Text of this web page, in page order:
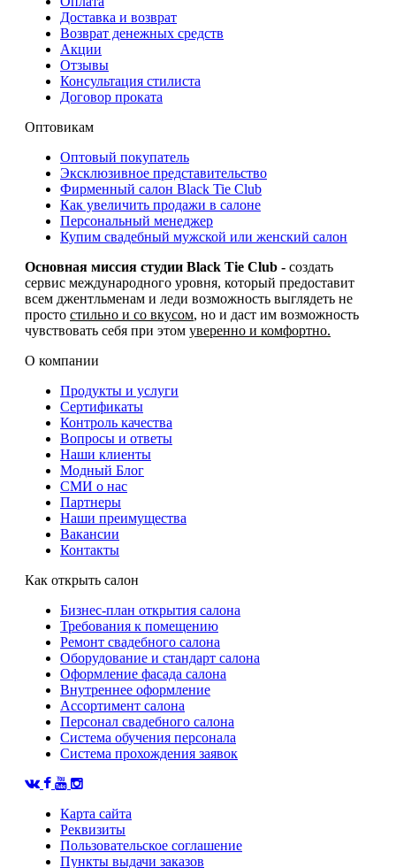
Доставка и возврат
Возврат денежных средств
Акции
Отзывы
Консультация стилиста
Договор проката
Оптовикам
Оптовый покупатель
Эксклюзивное представительство
Фирменный салон Black Tie Club
Как увеличить продажи в салоне
Персональный менеджер
Купим свадебный мужской или женский салон
Основная миссия студии Black Tie Club - создать
сервис международного уровня, который предоставит
всем джентльменам и леди возможность выглядеть не
просто стильно и со вкусом, но и даст им возможность
чувствовать себя при этом уверенно и комфортно.
О компании
Продукты и услуги
Сертификаты
Контроль качества
Вопросы и ответы
Наши клиенты
Модный Блог
СМИ о нас
Партнеры
Наши преимущества
Вакансии
Контакты
Как открыть салон
Бизнес-план открытия салона
Требования к помещению
Ремонт свадебного салона
Оборудование и стандарт салона
Оформление фасада салона
Внутреннее оформление
Ассортимент салона
Персонал свадебного салона
Система обучения персонала
Система прохождения заявок
Карта сайта
Реквизиты
Пользовательское соглашение
Пункты выдачи заказов